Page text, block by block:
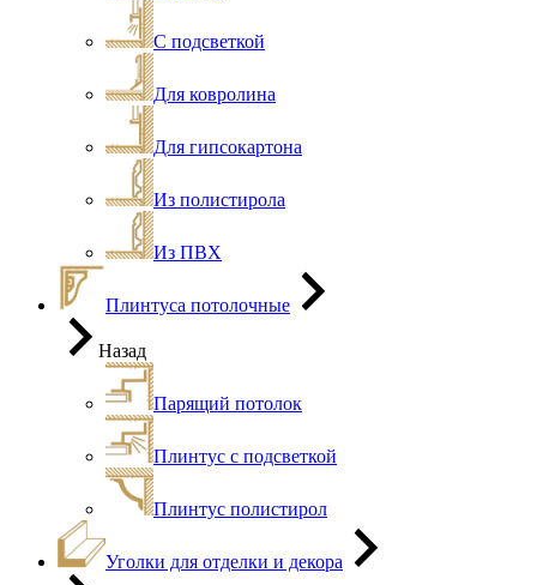
С подсветкой
Для ковролина
Для гипсокартона
Из полистирола
Из ПВХ
Плинтуса потолочные
Назад
Парящий потолок
Плинтус с подсветкой
Плинтус полистирол
Уголки для отделки и декора